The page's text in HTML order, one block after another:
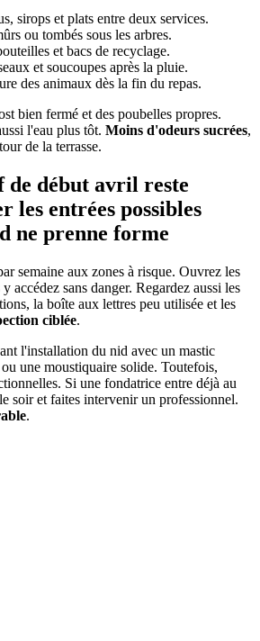
sirops et plats entre deux services.
ou tombés sous les arbres.
et bacs de recyclage.
et soucoupes après la pluie.
des animaux dès la fin du repas.
bien fermé et des poubelles propres.
l'eau plus tôt. Moins d'odeurs sucrées,
de la terrasse.
de début avril reste
les entrées possibles
ne prenne forme
semaine aux zones à risque. Ouvrez les
accédez sans danger. Regardez aussi les
la boîte aux lettres peu utilisée et les
ciblée.
l'installation du nid avec un mastic
une moustiquaire solide. Toutefois,
Si une fondatrice entre déjà au
soir et faites intervenir un professionnel.
.